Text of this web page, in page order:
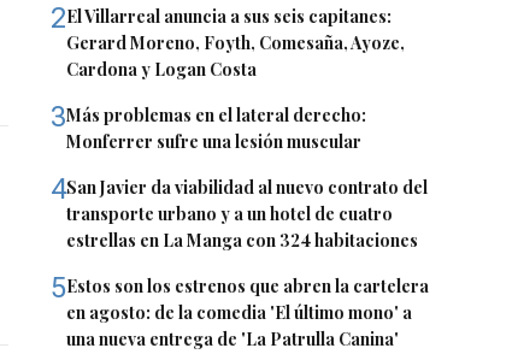
2El Villarreal anuncia a sus seis capitanes:
Gerard Moreno, Foyth, Comesaña, Ayoze,
Cardona y Logan Costa
3Más problemas en el lateral derecho:
Monferrer sufre una lesión muscular
4San Javier da viabilidad al nuevo contrato del
transporte urbano y a un hotel de cuatro
estrellas en La Manga con 324 habitaciones
5Estos son los estrenos que abren la cartelera
en agosto: de la comedia 'El último mono' a
una nueva entrega de 'La Patrulla Canina'